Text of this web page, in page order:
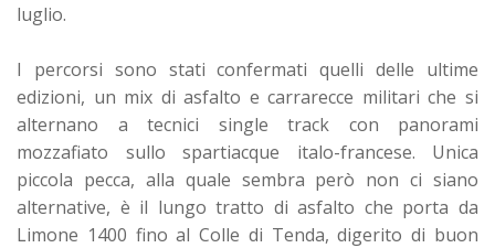
luglio.
I percorsi sono stati confermati quelli delle ultime
edizioni, un mix di asfalto e carrarecce militari che si
alternano a tecnici single track con panorami
mozzafiato sullo spartiacque italo-francese. Unica
piccola pecca, alla quale sembra però non ci siano
alternative, è il lungo tratto di asfalto che porta da
Limone 1400 fino al Colle di Tenda, digerito di buon